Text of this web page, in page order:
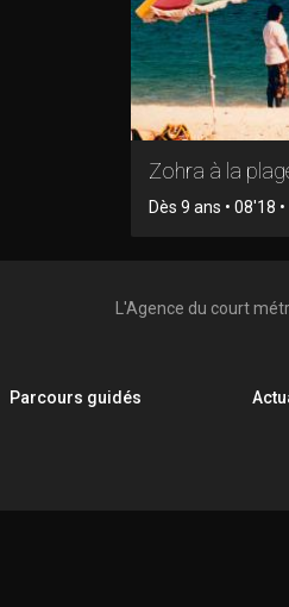
Zohra à la
Dès 9 ans • 08'18
L'Agence du court
Parcours guidés